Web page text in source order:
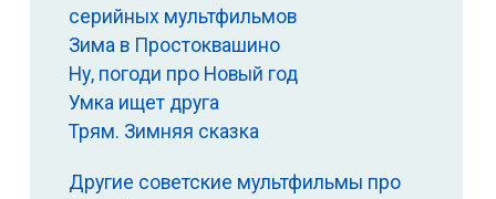
серийных мультфильмов
Зима в Простоквашино
Ну, погоди про Новый год
Умка ищет друга
Трям. Зимняя сказка
Другие советские мультфильмы про